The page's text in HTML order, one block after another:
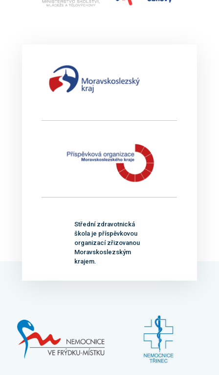
Střední zdravotnická
škola je příspěvkovou
organizací zřizovanou
Moravskoslezským
krajem.